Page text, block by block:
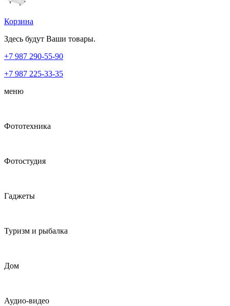
Корзина
Здесь будут Ваши товары.
+7 987 290-55-90
+7 987 225-33-35
меню
Фототехника
Фотостудия
Гаджеты
Туризм и рыбалка
Дом
Аудио-видео